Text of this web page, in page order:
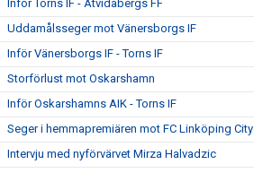
Inför Torns IF - Åtvidabergs FF
Uddamålsseger mot Vänersborgs IF
Inför Vänersborgs IF - Torns IF
Storförlust mot Oskarshamn
Inför Oskarshamns AIK - Torns IF
Seger i hemmapremiären mot FC Linköping City
Intervju med nyförvärvet Mirza Halvadzic